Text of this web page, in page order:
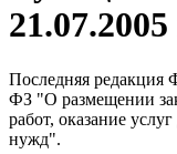
21.07.2005
Последняя редакция
ФЗ "О размещении
работ, оказание
нужд".